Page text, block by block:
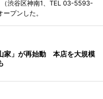
渋谷区神南1、TEL 03-5593-
プンした。
家」が再始動 本店を大規模